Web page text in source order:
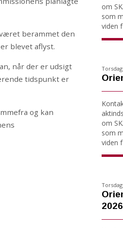
berammet den
blevet aflyst.
når der er udsigt
tidspunkt er
og kan
om
som
viden
om
som
viden
2026